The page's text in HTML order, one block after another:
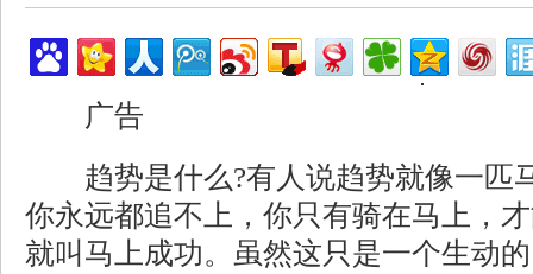
广告
趋势是什么?有人说趋势就像一匹
你永远都追不上，你只有骑在马上，
就叫马上成功。虽然这只是一个生动